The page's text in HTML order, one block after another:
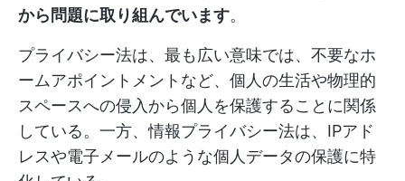
から問題に取り組んでいます。
プライバシー法は、最も広い意味では、不要なホ
ームアポイントメントなど、個人の生活や物理的
スペースへの侵入から個人を保護することに関係
している。一方、情報プライバシー法は、IPアド
レスや電子メールのような個人データの保護に特